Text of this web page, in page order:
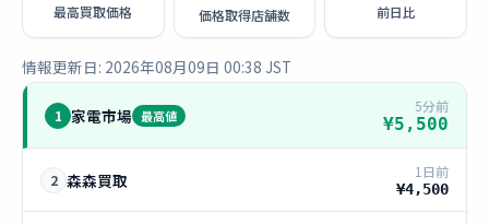
最高買取価格 価格取得店舗数 前日比
情報更新日: 2026年08月09日 00:38 JST
1 家電市場 最高値
5分前
¥5,500
2 森森買取 1日前
¥4,500